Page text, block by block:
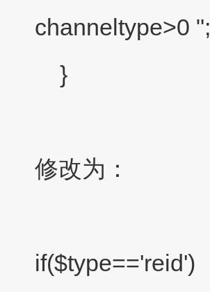
channeltype>0 ";
}
修改为：
if($type=='reid')